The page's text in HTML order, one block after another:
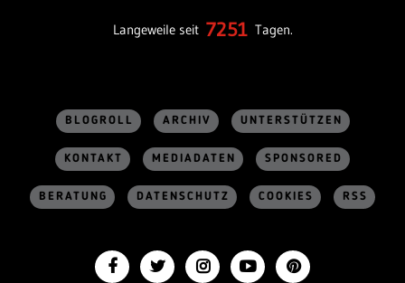
Langeweile seit 7251 Tagen.
BLOGROLL ARCHIV UNTERSTÜTZEN
KONTAKT MEDIADATEN SPONSORED
BERATUNG DATENSCHUTZ COOKIES RSS